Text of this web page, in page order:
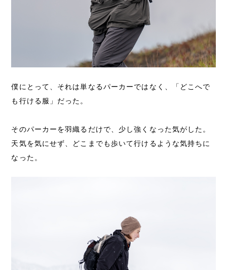
僕にとって、それは単なるパーカーではなく、「どこへで
も行ける服」だった。
そのパーカーを羽織るだけで、少し強くなった気がした。
天気を気にせず、どこまでも歩いて行けるような気持ちに
なった。